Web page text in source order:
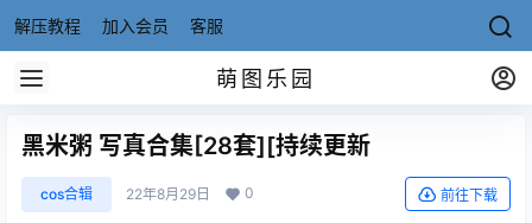
解压教程 加入会员 客服
萌图乐园
黑米粥 写真合集[28套][持续更新
cos合辑 22年8月29日 0 前往下载